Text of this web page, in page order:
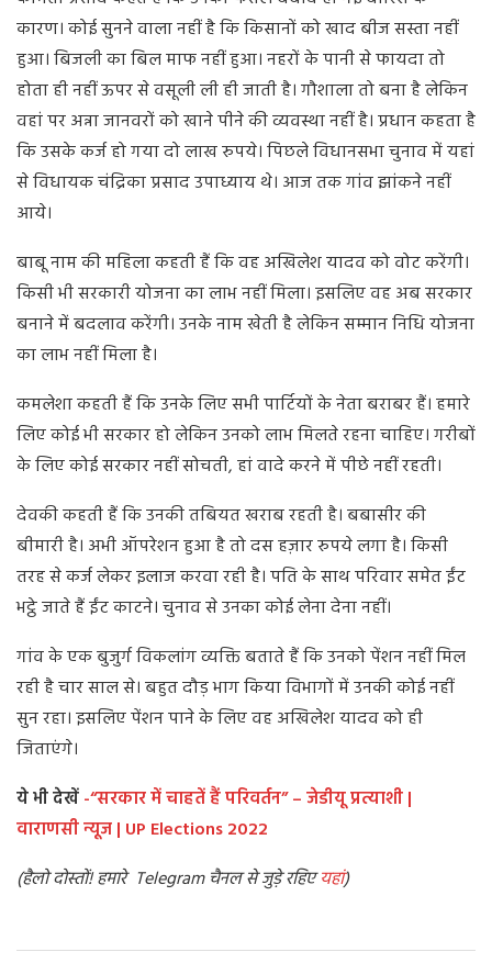
कारण। कोई सुनने वाला नहीं है कि किसानों को खाद बीज सस्ता नहीं
हुआ। बिजली का बिल माफ नहीं हुआ। नहरों के पानी से फायदा तो
होता ही नहीं ऊपर से वसूली ली ही जाती है। गौशाला तो बना है लेकिन
वहां पर अन्ना जानवरों को खाने पीने की व्यवस्था नहीं है। प्रधान कहता है
कि उसके कर्ज हो गया दो लाख रुपये। पिछले विधानसभा चुनाव में यहां
से विधायक चंद्रिका प्रसाद उपाध्याय थे। आज तक गांव झांकने नहीं
आये।
बाबू नाम की महिला कहती हैं कि वह अखिलेश यादव को वोट करेंगी।
किसी भी सरकारी योजना का लाभ नहीं मिला। इसलिए वह अब सरकार
बनाने में बदलाव करेंगी। उनके नाम खेती है लेकिन सम्मान निधि योजना
का लाभ नहीं मिला है।
कमलेशा कहती हैं कि उनके लिए सभी पार्टियों के नेता बराबर हैं। हमारे
लिए कोई भी सरकार हो लेकिन उनको लाभ मिलते रहना चाहिए। गरीबों
के लिए कोई सरकार नहीं सोचती, हां वादे करने में पीछे नहीं रहती।
देवकी कहती हैं कि उनकी तबियत खराब रहती है। बबासीर की
बीमारी है। अभी ऑपरेशन हुआ है तो दस हज़ार रुपये लगा है। किसी
तरह से कर्ज लेकर इलाज करवा रही है। पति के साथ परिवार समेत ईंट
भट्ठे जाते हैं ईंट काटने। चुनाव से उनका कोई लेना देना नहीं।
गांव के एक बुजुर्ग विकलांग व्यक्ति बताते हैं कि उनको पेंशन नहीं मिल
रही है चार साल से। बहुत दौड़ भाग किया विभागों में उनकी कोई नहीं
सुन रहा। इसलिए पेंशन पाने के लिए वह अखिलेश यादव को ही
जिताएंगे।
ये भी देखें-“सरकार में चाहतें हैं परिवर्तन” – जेडीयू प्रत्याशी |
वाराणसी न्यूज | UP Elections 2022
(हैलो दोस्तों! हमारे Telegram चैनल से जुड़े रहिएयहां)